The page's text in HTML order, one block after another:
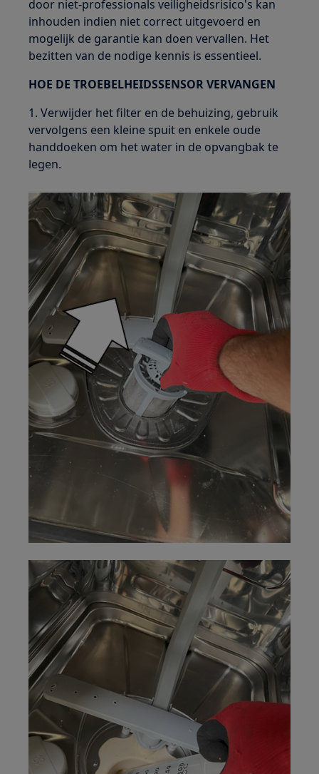
door niet-professionals veiligheidsrisico's kan
inhouden indien niet correct uitgevoerd en
mogelijk de garantie kan doen vervallen. Het
bezitten van de nodige kennis is essentieel.
HOE DE TROEBELHEIDSSENSOR VERVANGEN
1. Verwijder het filter en de behuizing, gebruik
vervolgens een kleine spuit en enkele oude
handdoeken om het water in de opvangbak te
legen.